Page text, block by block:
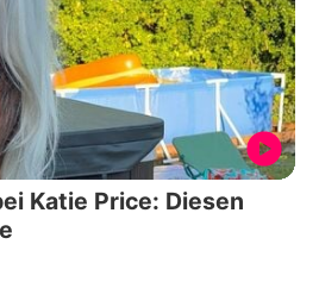
Katie Price: Diesen